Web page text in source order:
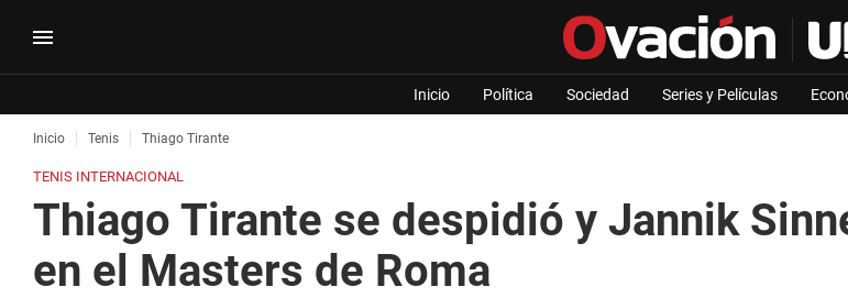
Inicio Política Sociedad Series y Películas
Inicio Tenis Thiago Tirante
TENIS INTERNACIONAL
Thiago Tirante se despidió y Jannik
en el Masters de Roma